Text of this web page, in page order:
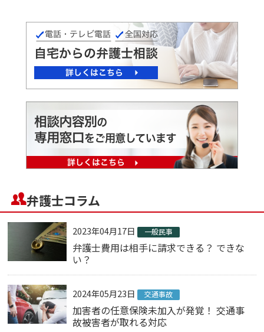
弁護士コラム
2023年04月17日 一般民事
弁護士費用は相手に請求できる？ できな
い？
2024年05月23日 交通事故
加害者の任意保険未加入が発覚！ 交通事
故被害者が取れる対応